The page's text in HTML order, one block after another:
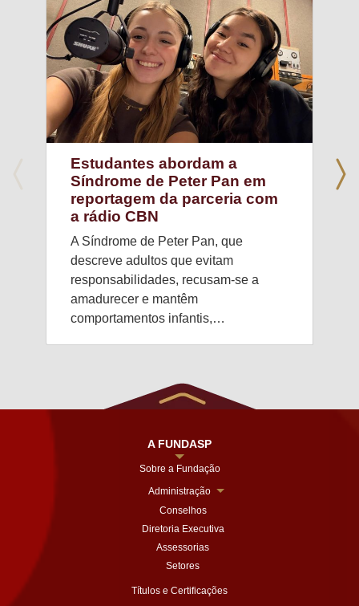
Estudantes abordam a
Síndrome de Peter Pan em
reportagem da parceria com
a rádio CBN
A Síndrome de Peter Pan, que
descreve adultos que evitam
responsabilidades, recusam-se a
amadurecer e mantêm
comportamentos infantis,…
A FUNDASP
Sobre a Fundação
Administração
Conselhos
Diretoria Executiva
Assessorias
Setores
Títulos e Certificações